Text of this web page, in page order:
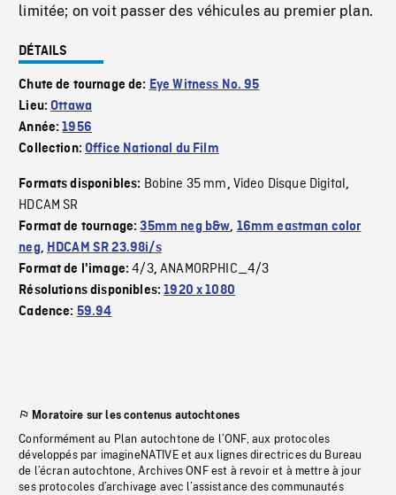
limitée; on voit passer des véhicules au premier plan.
DÉTAILS
Chute de tournage de: Eye Witness No. 95
Lieu:Ottawa
Année:1956
Collection:Office National du Film
Formats disponibles: Bobine 35 mm, Video Disque Digital,
HDCAM SR
Format de tournage:35mm neg b&w, 16mm eastman color
neg, HDCAM SR 23.98i/s
Format de l'image:4/3,ANAMORPHIC_4/3
Résolutions disponibles:1920 x 1080
Cadence: 59.94
Moratoire sur les contenus autochtones
Conformément au Plan autochtone de l’ONF, aux protocoles
développés par imagineNATIVE et aux lignes directrices du Bureau
de l’écran autochtone, Archives ONF est à revoir et à mettre à jour
ses protocoles d’archivage avec l’assistance des communautés